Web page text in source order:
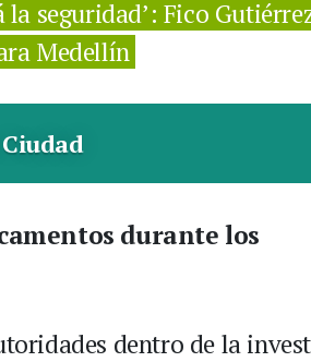
la seguridad’: Fico
Medellín
durante los
dentro de la